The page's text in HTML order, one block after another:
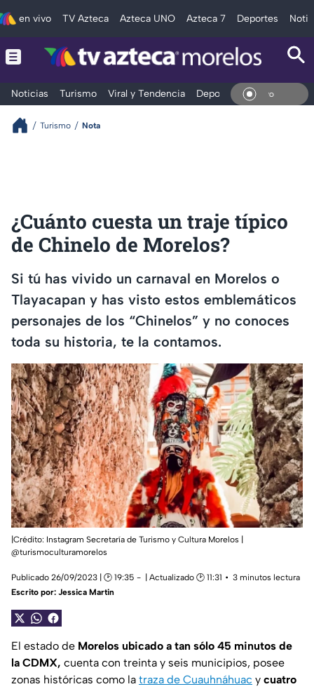
en vivo TV Azteca Azteca UNO Azteca 7 Deportes
Noticias Turismo Viral y Tendencia Deportes Espectáculos
En
Turismo Nota
¿Cuánto cuesta un traje típico
de Chinelo de Morelos?
Si tú has vivido un carnaval en Morelos o
Tlayacapan y has visto estos emblemáticos
personajes de los “Chinelos” y no conoces
toda su historia, te la contamos.
|Crédito: Instagram Secretaría de Turismo y Cultura Morelos |
@turismoculturamorelos
Publicado 26/09/2023 | 🕑 19:35 | Actualizado 🕑 11:31
3 minutos lectura
Escrito por: Jessica Martin
El estado de Morelos ubicado a tan sólo 45 minutos de
la CDMX, cuenta con treinta y seis municipios, posee
zonas históricas como la traza de Cuauhnáhuac y cuatro